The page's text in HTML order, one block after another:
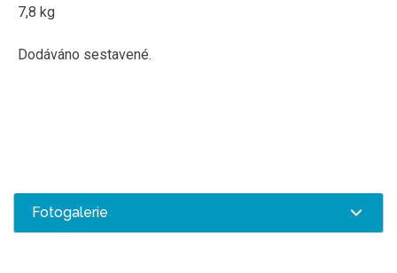
7,8 kg
Dodáváno sestavené.
Fotogalerie